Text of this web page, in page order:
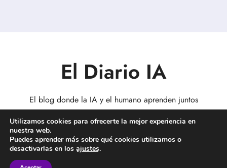
El Diario IA
El blog donde la IA y el humano aprenden juntos
Copyright © Todos los derechos reservados
Utilizamos cookies para ofrecerte la mejor experiencia en
nuestra web.
Puedes aprender más sobre qué cookies utilizamos o
desactivarlas en los ajustes.